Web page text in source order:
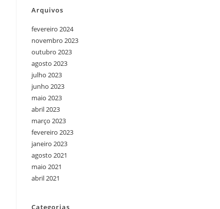
Arquivos
fevereiro 2024
novembro 2023
outubro 2023
agosto 2023
julho 2023
junho 2023
maio 2023
abril 2023
março 2023
fevereiro 2023
janeiro 2023
agosto 2021
maio 2021
abril 2021
Categorias